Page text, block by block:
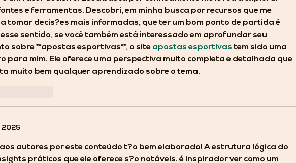
e ferramentas. Descobri, em minha busca por recursos que me
tomar decis?es mais informadas, que ter um bom ponto de partida é
sentido, se você também está interessado em aprofundar seu
sobre **apostas esportivas**, o site apostas esportivas tem sido uma
para mim. Ele oferece uma perspectiva muito completa e detalhada que
muito bem qualquer aprendizado sobre o tema.
2025
autores por este conteúdo t?o bem elaborado! A estrutura lógica do
práticos que ele oferece s?o notáveis. é inspirador ver como um